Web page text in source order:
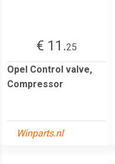
€ 11.25
Opel Control valve,
Compressor
Winparts.nl